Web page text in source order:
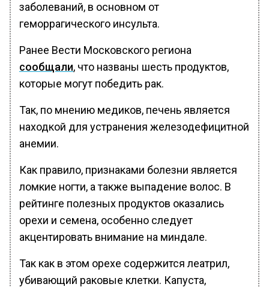
заболеваний, в основном от
геморрагического инсульта.
Ранее Вести Московского региона
сообщали, что названы шесть продуктов,
которые могут победить рак.
Так, по мнению медиков, печень является
находкой для устранения железодефицитной
анемии.
Как правило, признаками болезни является
ломкие ногти, а также выпадение волос. В
рейтинге полезных продуктов оказались
орехи и семена, особенно следует
акцентировать внимание на миндале.
Так как в этом орехе содержится леатрил,
убивающий раковые клетки. Капуста,